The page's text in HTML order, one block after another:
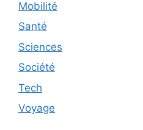
Mobilité
Santé
Sciences
Société
Tech
Voyage